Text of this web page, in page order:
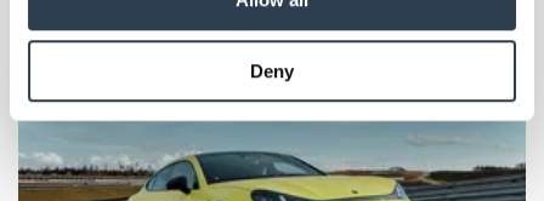
provided to them or that they’ve collected from your use
Weitere Informationen:Impressum Datenschutz
Deny